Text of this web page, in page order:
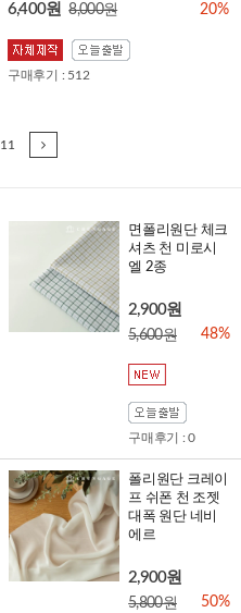
6,400원 8,000원 20%
구매후기 : 512
11
면폴리원단 체크
셔츠 천 미로시
엘 2종
2,900원
5,600원 48%
구매후기 : 0
폴리원단 크레이
프 쉬폰 천 조젯
대폭 원단 네비
에르
2,900원
5,800원 50%